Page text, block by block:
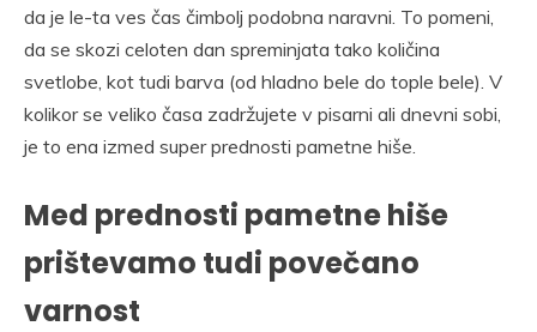
da je le-ta ves čas čimbolj podobna naravni. To pomeni,
da se skozi celoten dan spreminjata tako količina
svetlobe, kot tudi barva (od hladno bele do tople bele). V
kolikor se veliko časa zadržujete v pisarni ali dnevni sobi,
je to ena izmed super prednosti pametne hiše.
Med prednosti pametne hiše
prištevamo tudi povečano
varnost